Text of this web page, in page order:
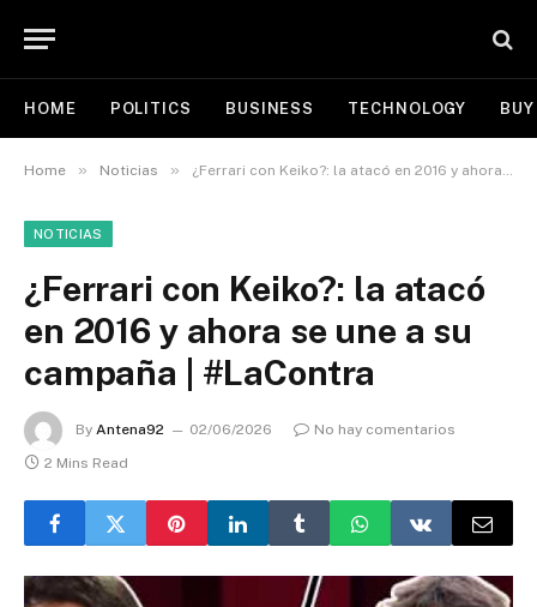
HOME POLITICS BUSINESS TECHNOLOGY
Home » Noticias » ¿Ferrari con Keiko?: la atacó en 2016 y ahora se une a su campaña | #LaContra
NOTICIAS
¿Ferrari con Keiko?: la atacó
en 2016 y ahora se une a su
campaña | #LaContra
By Antena92 02/06/2026
No hay comentarios
2 Mins Read